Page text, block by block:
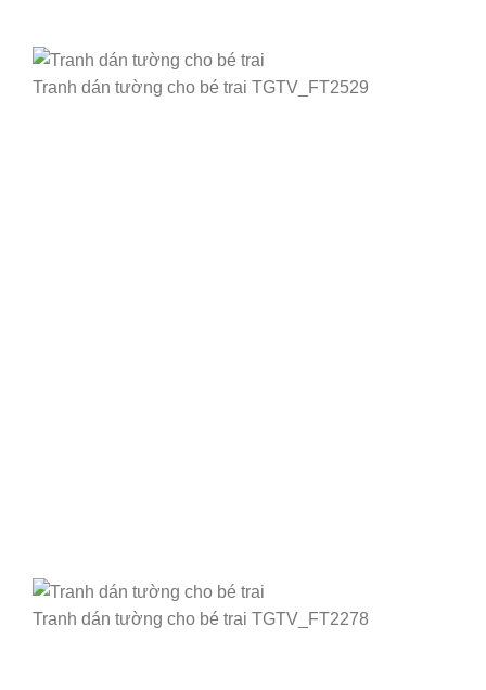
Tranh dán tường cho bé trai TGTV_FT2529
Tranh dán tường cho bé trai TGTV_FT2278